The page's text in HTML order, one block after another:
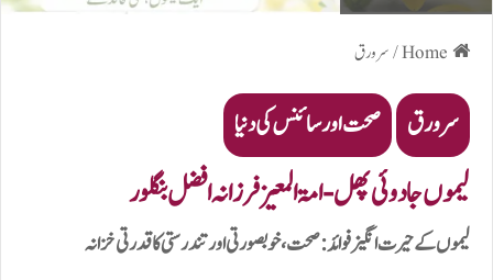
/سرورق
سرورق صحت اور سائنس کی دنیا
لیموں جادوئی پھل -امۃ المعیز فرزانہ افضل بنگلور
لیموں کے حیرت انگیز فوائد: صحت، خوبصورتی اور تندرستی کا قدرتی خزانہ